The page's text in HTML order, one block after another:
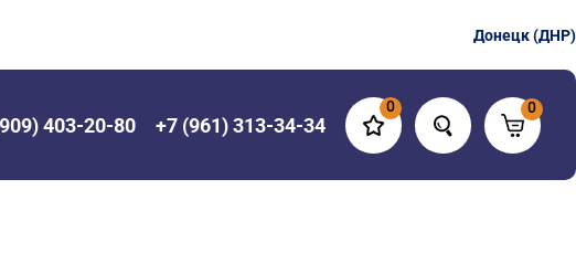
Донецк (ДНР)
403-20-80 +7 (961) 313-34-34
0 0